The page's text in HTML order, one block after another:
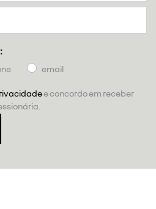
email
e concordo em receber